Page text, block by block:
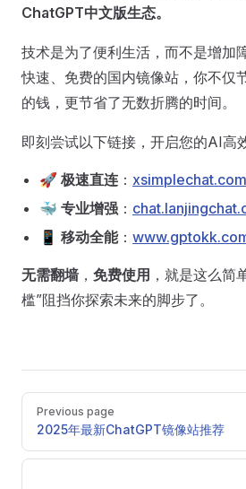
ChatGPT中文版生态。
技术是为了便利生活，而不是增加
快速、免费的国内镜像站，你不仅
的钱，更节省了无数折腾的时间。
即刻尝试以下链接，开启您的AI高
🚀 极速直连 ： xsimplechat.com
🐳 专业增强 ：
📱 移动全能：
无需翻墙 ， 免费使用 ，就是这么简
槛”阻挡你探索未来的脚步了。
PagerPrevious page
2025年最新ChatGPT镜像站推荐